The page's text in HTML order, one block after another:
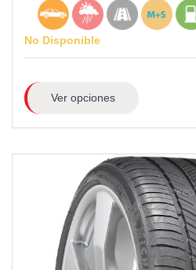
No Disponible
Ver opciones